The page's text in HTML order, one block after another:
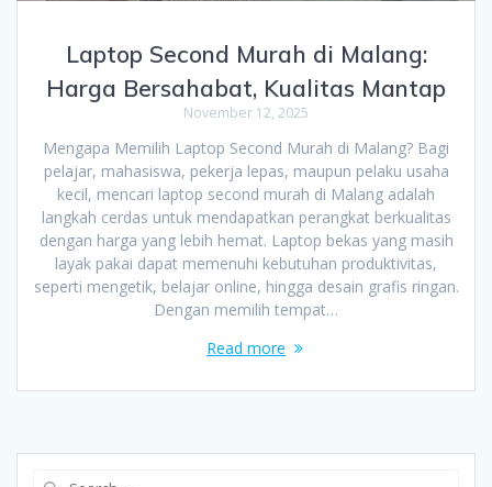
Laptop Second Murah di Malang:
Harga Bersahabat, Kualitas Mantap
November 12, 2025
Mengapa Memilih Laptop Second Murah di Malang? Bagi
pelajar, mahasiswa, pekerja lepas, maupun pelaku usaha
kecil, mencari laptop second murah di Malang adalah
langkah cerdas untuk mendapatkan perangkat berkualitas
dengan harga yang lebih hemat. Laptop bekas yang masih
layak pakai dapat memenuhi kebutuhan produktivitas,
seperti mengetik, belajar online, hingga desain grafis ringan.
Dengan memilih tempat…
Read more